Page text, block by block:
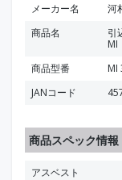
メーカー名
河
商品名
引
MI
商品型番
MI
JANコード
商品スペック情報
アスベスト